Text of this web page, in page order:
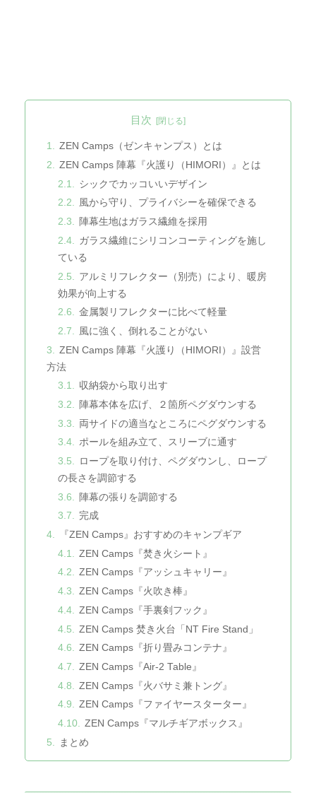
目次
ZEN Camps（ゼンキャンプス）とは
ZEN Camps 陣幕『火護り（HIMORI）』とは
シックでカッコいいデザイン
風から守り、プライバシーを確保できる
陣幕生地はガラス繊維を採用
ガラス繊維にシリコンコーティングを施し
ている
アルミリフレクター（別売）により、暖房
効果が向上する
金属製リフレクターに比べて軽量
風に強く、倒れることがない
ZEN Camps 陣幕『火護り（HIMORI）』設営
方法
収納袋から取り出す
陣幕本体を広げ、２箇所ペグダウンする
両サイドの適当なところにペグダウンする
ポールを組み立て、スリーブに通す
ロープを取り付け、ペグダウンし、ロープ
の長さを調節する
陣幕の張りを調節する
完成
『ZEN Camps』おすすめのキャンプギア
ZEN Camps『焚き火シート』
ZEN Camps『アッシュキャリー』
ZEN Camps『火吹き棒』
ZEN Camps『手裏剣フック』
ZEN Camps 焚き火台「NT Fire Stand」
ZEN Camps『折り畳みコンテナ』
ZEN Camps『Air-2 Table』
ZEN Camps『火バサミ兼トング』
ZEN Camps『ファイヤースターター』
ZEN Camps『マルチギアボックス』
まとめ